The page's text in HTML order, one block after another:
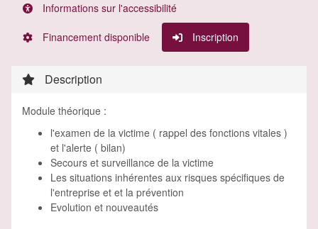
Informations sur l'accessibilité
Financement disponible Inscription
Description
Module théorique :
l'examen de la victime ( rappel des fonctions vitales )
et l'alerte ( bilan)
Secours et surveillance de la victime
Les situations inhérentes aux risques spécifiques de
l'entreprise et et la prévention
Evolution et nouveautés